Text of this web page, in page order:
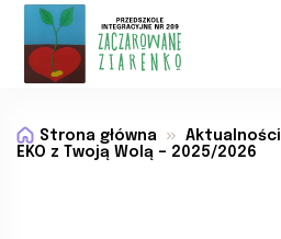
Strona główna Aktualności
EKO z Twoją Wolą – 2025/2026